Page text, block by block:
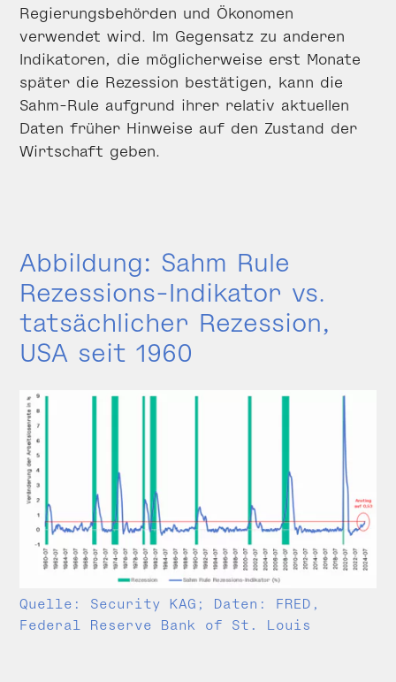
Regierungsbehörden und Ökonomen
verwendet wird. Im Gegensatz zu anderen
Indikatoren, die möglicherweise erst Monate
später die Rezession bestätigen, kann die
Sahm-Rule aufgrund ihrer relativ aktuellen
Daten früher Hinweise auf den Zustand der
Wirtschaft geben.
Abbildung: Sahm Rule
Rezessions-Indikator vs.
tatsächlicher Rezession,
USA seit 1960
Quelle: Security KAG; Daten: FRED,
Federal Reserve Bank of St. Louis